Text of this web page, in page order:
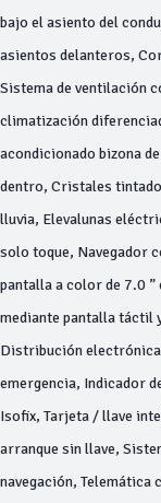
bajo el asiento del
asientos delanteros,
Sistema de ventilación
climatización
acondicionado bizona
dentro, Cristales
lluvia, Elevalunas
solo toque, Navegador
pantalla a color de 7.0
mediante pantalla táctil
Distribución electrónica
emergencia, Indicador
Isofix, Tarjeta / llave
arranque sin llave,
navegación, Telemática